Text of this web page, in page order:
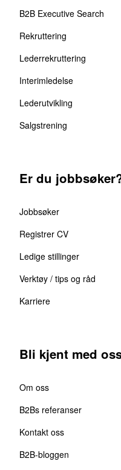
B2B Executive Search
Rekruttering
Lederrekruttering
Interimledelse
Lederutvikling
Salgstrening
Er du
Jobbsøker
Registrer CV
Ledige stillinger
Verktøy / tips og råd
Karriere
Bli kjent med
Om oss
B2Bs referanser
Kontakt oss
B2B-bloggen